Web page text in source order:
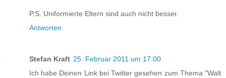
P.S. Uniformierte Eltern sind auch nicht besser.
Antworten
Stefan Kraft 25. Februar 2011 um 17:00
Ich habe Deinen Link bei Twitter gesehen zum Thema "Walt